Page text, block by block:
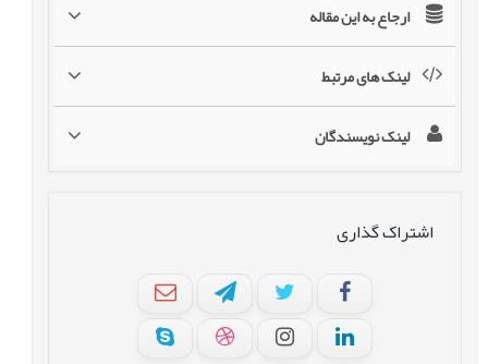
ارجاع به این مقاله
لینک های مرتبط
لینک نویسندگان
اشتراک گذاری